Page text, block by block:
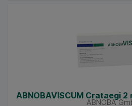
ABNOBAVISCUM Crataegi 2
ABNOBA